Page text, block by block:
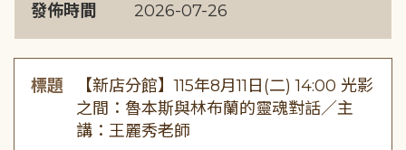
發佈時間 2026-07-26
標題
【新店分館】115年8月11日(二) 14:00 光影
之間：魯本斯與林布蘭的靈魂對話／主
講：王麗秀老師